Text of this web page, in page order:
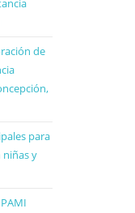
de
para
niñas y